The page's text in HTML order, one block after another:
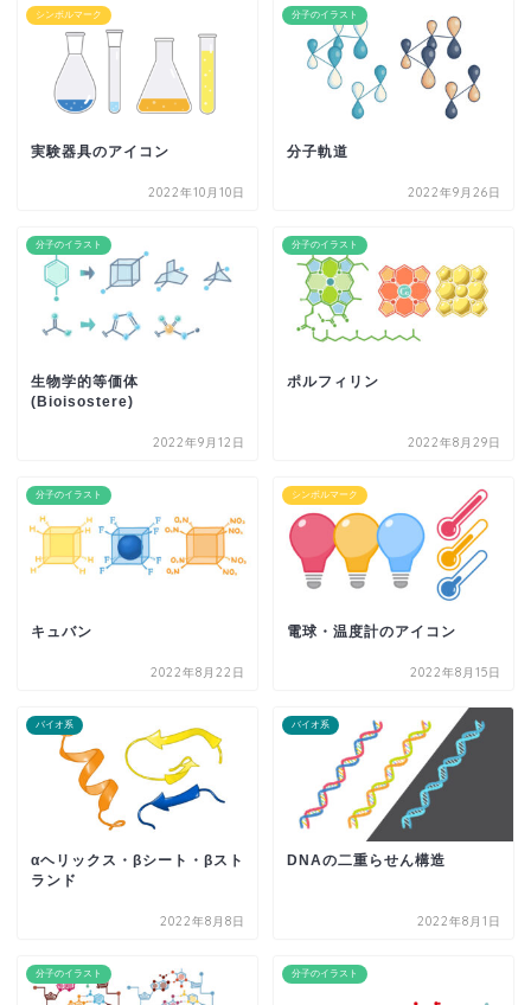
シンボルマーク
実験器具のアイコン
2022年10月10日
分子のイラスト
分子軌道
2022年9月26日
分子のイラスト
生物学的等価体
(Bioisostere)
2022年9月12日
分子のイラスト
ポルフィリン
2022年8月29日
分子のイラスト
キュバン
2022年8月22日
シンボルマーク
電球・温度計のアイコン
2022年8月15日
バイオ系
αヘリックス・βシート・βスト
ランド
2022年8月8日
バイオ系
DNAの二重らせん構造
2022年8月1日
分子のイラスト 分子のイラスト